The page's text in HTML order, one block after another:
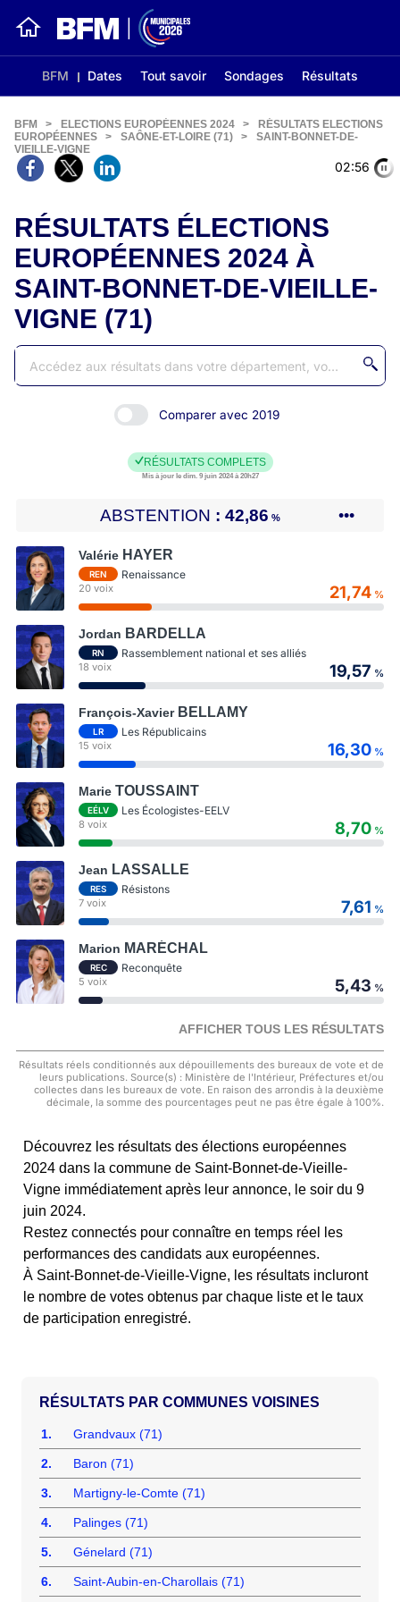
BFM Dates Tout savoir Sondages Résultats
02:56
BFM > ELECTIONS EUROPÉENNES 2024 >
RÉSULTATS ELECTIONS
EUROPÉENNES
> SAÔNE-ET-LOIRE (71) >
SAINT-BONNET-DE-
VIEILLE-VIGNE
RÉSULTATS ÉLECTIONS
EUROPÉENNES 2024 À
SAINT-BONNET-DE-VIEILLE-
VIGNE (71)
Comparer avec 2019
RÉSULTATS COMPLETS
Mis à jour le dim. 9 juin 2024 à 20h27
ABSTENTION 42,86 % •••
Valérie HAYER
REN Renaissance
20 voix 21,74 %
Jordan BARDELLA
RN Rassemblement national et ses alliés
18 voix 19,57 %
François-Xavier BELLAMY
LR Les Républicains
15 voix 16,30 %
Marie TOUSSAINT
EÉLV Les Écologistes-EELV
8 voix 8,70 %
Jean LASSALLE
RES Résistons
7 voix 7,61 %
Marion MARÉCHAL
REC Reconquête
5 voix 5,43 %
AFFICHER TOUS LES RÉSULTATS
Résultats réels conditionnés aux dépouillements des bureaux de vote et de
leurs publications. Source(s) : Ministère de l'Intérieur, Préfectures et/ou
collectes dans les bureaux de vote. En raison des arrondis à la deuxième
décimale, la somme des pourcentages peut ne pas être égale à 100%.
Découvrez les résultats des élections européennes
2024 dans la commune de Saint-Bonnet-de-Vieille-
Vigne immédiatement après leur annonce, le soir du 9
juin 2024.
Restez connectés pour connaître en temps réel les
performances des candidats aux européennes.
À Saint-Bonnet-de-Vieille-Vigne, les résultats incluront
le nombre de votes obtenus par chaque liste et le taux
de participation enregistré.
COMMUNES VOISINES
1. Grandvaux (71)
2. Baron (71)
3. Martigny-le-Comte (71)
4. Palinges (71)
5. Génelard (71)
6. Saint-Aubin-en-Charollais (71)